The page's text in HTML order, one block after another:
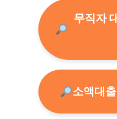
무직자
소액대